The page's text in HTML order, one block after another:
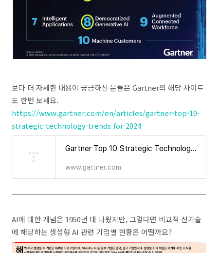
보다 더 자세한 내용이 궁금하신 분들은 Gartner의 해당 사이트
도 한번 보세요.
https://www.gartner.com/en/articles/gartner-top-10-
strategic-technology-trends-for-2024
Gartner Top 10 Strategic Technology Trends for 2024
www.gartner.com
AI에 대한 개념은 1950년 대 나왔지만, 그렇다면 비교적 신기술
에 해당하는 생성형 AI 관련 기업별 현황은 어떨까요?